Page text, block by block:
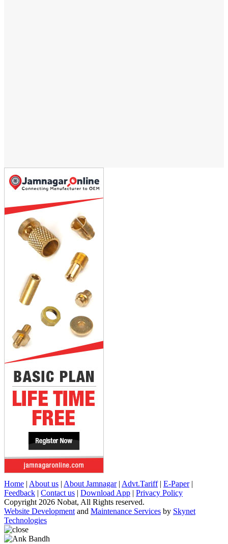
Home | About us | About Jamnagar| Advt.Tariff| E-Paper|
Feedback | Contact us | Download App | Privacy Policy
Copyright 2026 Nobat, All Rights reserved.
Website Development and Maintenance Services by Skynet
Technologies